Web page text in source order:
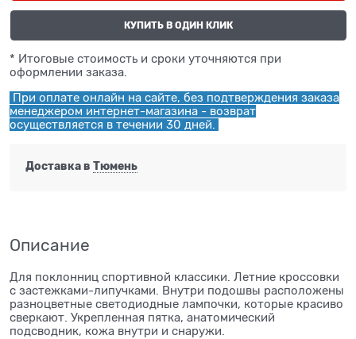
КУПИТЬ В ОДИН КЛИК
* Итоговые стоимость и сроки уточняются при
оформлении заказа.
При оплате онлайн на сайте, без подтверждения заказа
менеджером интернет-магазина - возврат
осуществляется в течении 30 дней.
Доставка в Тюмень
Описание
Для поклонниц спортивной классики. Летние кроссовки
с застежками-липучками. Внутри подошвы расположены
разноцветные светодиодные лампочки, которые красиво
сверкают. Укрепленная пятка, анатомический
подсводник, кожа внутри и снаружи.